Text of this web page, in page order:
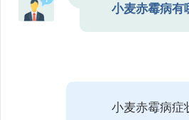
小麦赤霉病有
小麦赤霉病症